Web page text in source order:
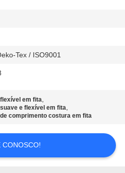
Tex / ISO9001
em fita,
e flexível em fita,
comprimento costura em fita
CONOSCO!